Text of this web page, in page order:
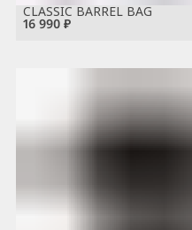
16 990 ₽
CLASSIC BARREL BAG